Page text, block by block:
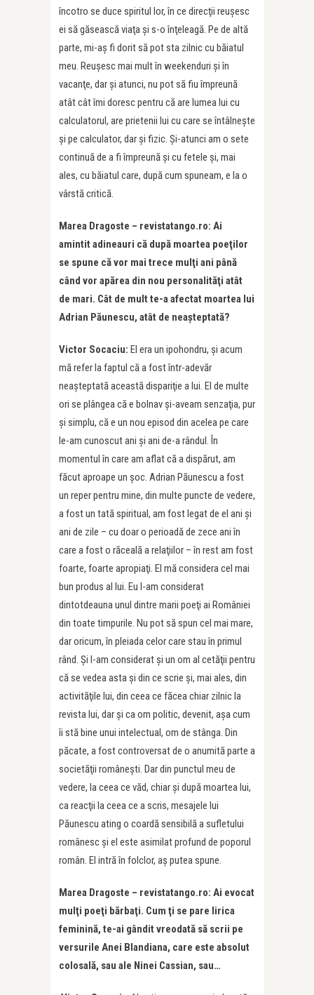
încotro se duce spiritul lor, în ce direcţii reuşesc
ei să găsească viaţa și s-o înţeleagă. Pe de altă
parte, mi-aş fi dorit să pot sta zilnic cu băiatul
meu. Reuşesc mai mult în weekenduri şi în
vacanţe, dar şi atunci, nu pot să fiu împreună
atât cât îmi doresc pentru că are lumea lui cu
calculatorul, are prietenii lui cu care se întâlneşte
şi pe calculator, dar şi fizic. Şi-atunci am o sete
continuă de a fi împreună şi cu fetele şi, mai
ales, cu băiatul care, după cum spuneam, e la o
vârstă critică.
Marea Dragoste – revistatango.ro: Ai
amintit adineauri că după moartea poeţilor
se spune că vor mai trece mulţi ani până
când vor apărea din nou personalităţi atât
de mari. Cât de mult te-a afectat moartea lui
Adrian Păunescu, atât de neaşteptată?
Victor Socaciu: El era un ipohondru, și acum
mă refer la faptul că a fost într-adevăr
neaşteptată această dispariţie a lui. El de multe
ori se plângea că e bolnav şi-aveam senzaţia, pur
şi simplu, că e un nou episod din acelea pe care
le-am cunoscut ani şi ani de-a rândul. În
momentul în care am aflat că a dispărut, am
făcut aproape un şoc. Adrian Păunescu a fost
un reper pentru mine, din multe puncte de vedere,
a fost un tată spiritual, am fost legat de el ani şi
ani de zile – cu doar o perioadă de zece ani în
care a fost o răceală a relaţiilor – în rest am fost
foarte, foarte apropiaţi. El mă considera cel mai
bun produs al lui. Eu l-am considerat
dintotdeauna unul dintre marii poeţi ai României
din toate timpurile. Nu pot să spun cel mai mare,
dar oricum, în pleiada celor care stau în primul
rând. Și l-am considerat şi un om al cetăţii pentru
că se vedea asta şi din ce scrie şi, mai ales, din
activităţile lui, din ceea ce făcea chiar zilnic la
revista lui, dar și ca om politic, devenit, aşa cum
îi stă bine unui intelectual, om de stânga. Din
păcate, a fost controversat de o anumită parte a
societăţii româneşti. Dar din punctul meu de
vedere, la ceea ce văd, chiar şi după moartea lui,
ca reacţii la ceea ce a scris, mesajele lui
Păunescu ating o coardă sensibilă a sufletului
românesc şi el este asimilat profund de poporul
român. El intră în folclor, aş putea spune.
Marea Dragoste – revistatango.ro: Ai evocat
mulţi poeţi bărbaţi. Cum ţi se pare lirica
feminină, te-ai gândit vreodată să scrii pe
versurile Anei Blandiana, care este absolut
colosală, sau ale Ninei Cassian, sau…